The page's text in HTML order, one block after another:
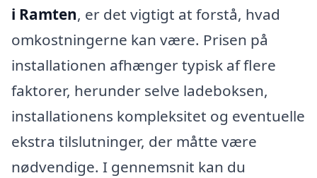
i Ramten, er det vigtigt at forstå, hvad
omkostningerne kan være. Prisen på
installationen afhænger typisk af flere
faktorer, herunder selve ladeboksen,
installationens kompleksitet og eventuelle
ekstra tilslutninger, der måtte være
nødvendige. I gennemsnit kan du